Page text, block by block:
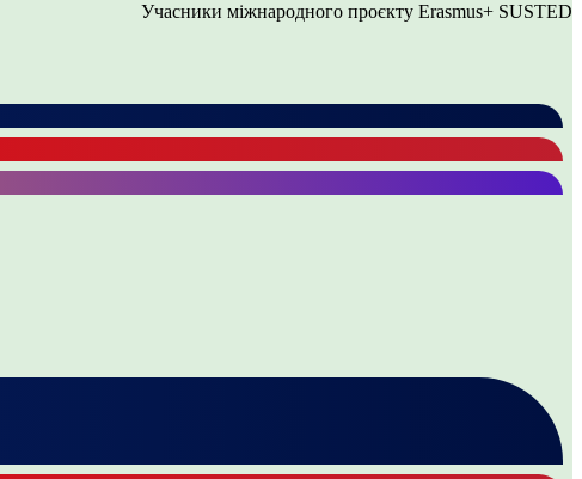
Учасники міжнародного проєкту Erasmus+ SUSTED